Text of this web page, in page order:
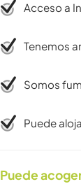
Acceso a
Tenemos
Somos
Puede
Puede